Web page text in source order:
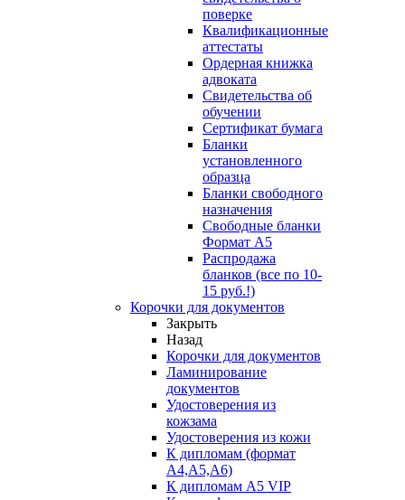
поверке
Квалификационные
аттестаты
Ордерная книжка
адвоката
Свидетельства об
обучении
Сертификат бумага
Бланки
установленного
образца
Бланки свободного
назначения
Свободные бланки
Формат А5
Распродажа
бланков (все по 10-
15 руб.!)
Корочки для документов
Закрыть
Назад
Корочки для документов
Ламинирование
документов
Удостоверения из
кожзама
Удостоверения из кожи
К дипломам (формат
А4,А5,А6)
К дипломам А5 VIP